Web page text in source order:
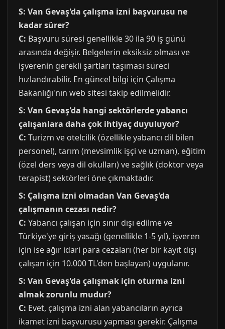
S: Van Gevaş'da çalışma izni başvurusu ne
kadar sürer?
C: Başvuru süresi genellikle 30 ila 90 iş günü
arasında değişir. Belgelerin eksiksiz olması ve
işverenin gerekli şartları taşıması süreci
hızlandırabilir. En güncel bilgi için Çalışma
Bakanlığı'nın web sitesi takip edilmelidir.
S: Van Gevaş'da hangi sektörlerde yabancı
çalışanlara daha çok ihtiyaç duyuluyor?
C: Turizm ve otelcilik (özellikle yabancı dil bilen
personel), tarım (mevsimlik işçi ve uzman), eğitim
(özel ders veya dil okulları) ve sağlık (doktor veya
terapist) sektörleri öne çıkmaktadır.
S: Çalışma izni olmadan Van Gevaş'da
çalışmanın cezası nedir?
C: Yabancı çalışan için sınır dışı edilme ve
Türkiye'ye giriş yasağı (genellikle 1-5 yıl), işveren
için ise ağır idari para cezaları (her bir kayıt dışı
çalışan için 10.000 TL'den başlayan) uygulanır.
S: Van Gevaş'da çalışmak için oturma izni
almak zorunlu mudur?
C: Evet, çalışma izni alan yabancıların ayrıca
ikamet izni başvurusu yapması gerekir. Çalışma